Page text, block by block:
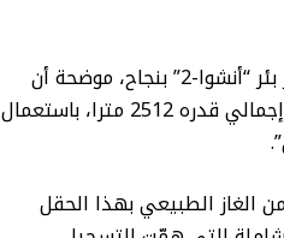
وأبرزت أن أطقمها التقنية انتهت من حفر بئر “أنشوا-2” بنجاح، موضحة أن
عمليات الحفر الأولى أدت إلى بلوغ عمق إجمالي قدره 2512 مترا، باستعمال
الغاز الطبيعي بهذا الحقل